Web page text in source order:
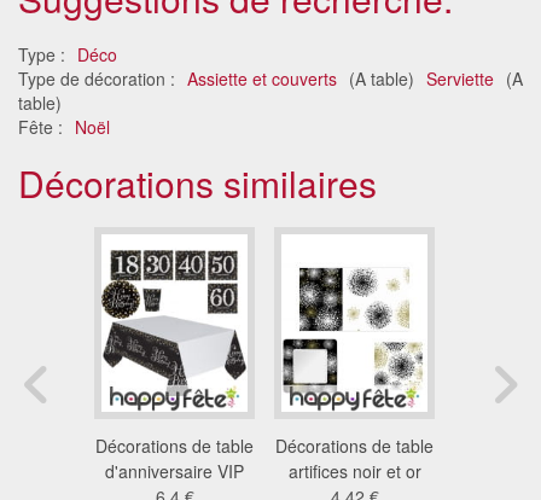
Type : Déco
Type de décoration : Assiette et couverts (A table) Serviette (A
table)
Fête : Noël
Décorations similaires
Décorations de table
d'anniversaire VIP
Décorations de table
artifices noir et or